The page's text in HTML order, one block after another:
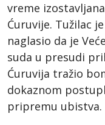
vreme
Ćuruvije. Tužilac
naglasio da je
suda u presudi
Ćuruvija tražio
dokaznom
pripremu ubistva.